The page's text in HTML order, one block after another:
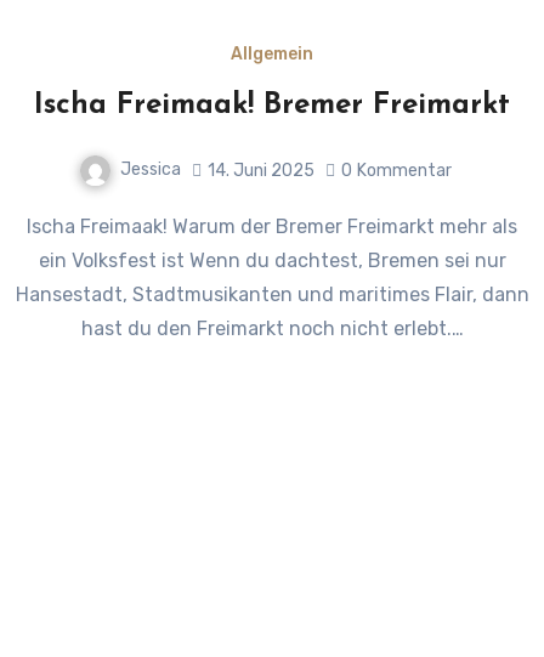
Allgemein
Ischa Freimaak! Bremer Freimarkt
Jessica 14. Juni 2025 0 Kommentar
ein Volksfest ist Wenn du dachtest, Bremen sei nur
Hansestadt, Stadtmusikanten und maritimes Flair, dann
hast du den Freimarkt noch nicht erlebt.…